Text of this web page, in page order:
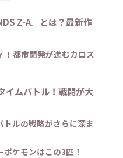
Z-A』とは？最新作
都市開発が進むカロス
イムバトル！戦闘が大
トルの戦略がさらに深ま
ケモンはこの3匹！